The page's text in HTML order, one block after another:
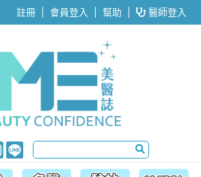
註冊 會員登入 幫助 醫師登入